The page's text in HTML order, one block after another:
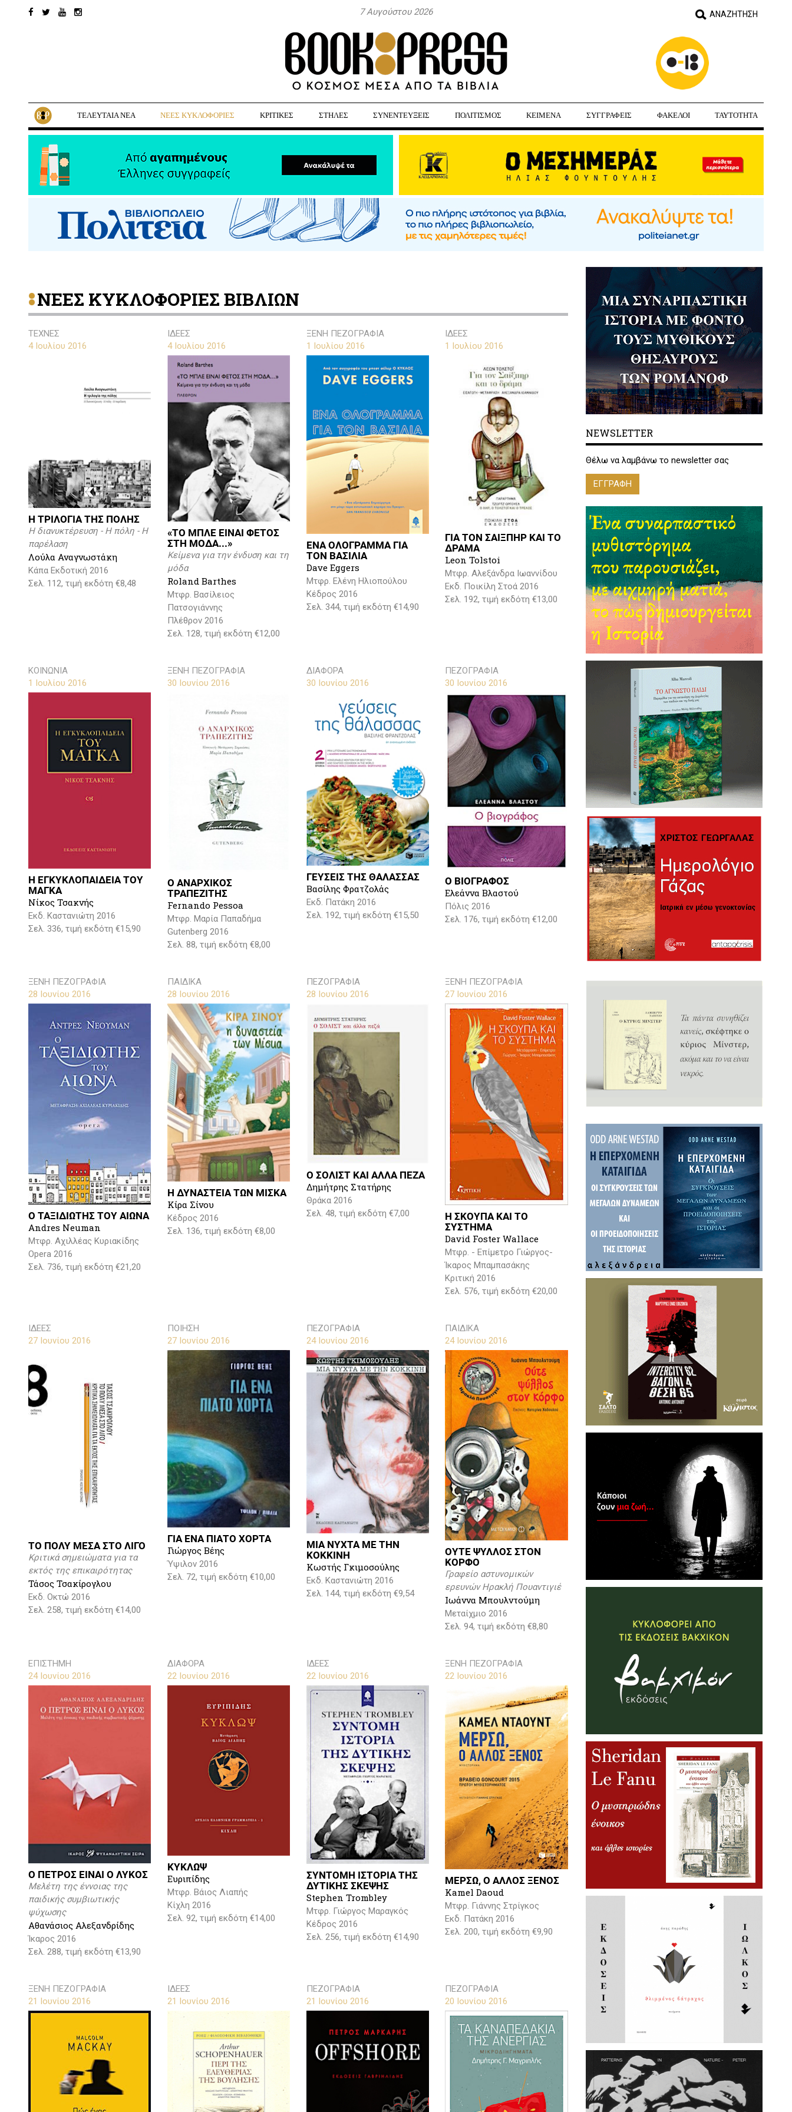
7 Αυγούστου 2026
ΤΕΛΕΥΤΑΙΑ ΝΕΑ ΝΕΕΣ ΚΥΚΛΟΦΟΡΙΕΣ ΚΡΙΤΙΚΕΣ ΣΤΗΛΕΣ ΣΥΝΕΝΤΕΥΞΕΙΣ ΠΟΛΙΤΙΣΜΟΣ ΚΕΙΜΕΝΑ ΣΥΓΓΡΑΦΕΙΣ ΦΑΚΕΛΟΙ ΤΑΥΤΟΤΗΤΑ
ΝΕΕΣ ΚΥΚΛΟΦΟΡΙΕΣ ΒΙΒΛΙΩΝ
ΤΕΧΝΕΣ
4 Ιουλίου 2016
Η ΤΡΙΛΟΓΙΑ ΤΗΣ ΠΟΛΗΣ
Η διανυκτέρευση - Η πόλη - Η
παρέλαση
Λούλα Αναγνωστάκη
Κάπα Εκδοτική 2016
Σελ. 112, τιμή εκδότη €8,48
ΙΔΕΕΣ
4 Ιουλίου 2016
«ΤΟ ΜΠΛΕ ΕΙΝΑΙ ΦΕΤΟΣ
ΣΤΗ ΜΟΔΑ...»
Κείμενα για την ένδυση και τη
μόδα
Roland Barthes
Μτφρ. Βασίλειος
Πατσογιάννης
Πλέθρον 2016
Σελ. 128, τιμή εκδότη €12,00
ΞΕΝΗ ΠΕΖΟΓΡΑΦΙΑ
1 Ιουλίου 2016
ΕΝΑ ΟΛΟΓΡΑΜΜΑ ΓΙΑ
ΤΟΝ ΒΑΣΙΛΙΑ
Dave Eggers
Μτφρ. Ελένη Ηλιοπούλου
Κέδρος 2016
Σελ. 344, τιμή εκδότη €14,90
ΙΔΕΕΣ
1 Ιουλίου 2016
ΓΙΑ ΤΟΝ ΣΑΙΞΠΗΡ ΚΑΙ ΤΟ
ΔΡΑΜΑ
Leon Tolstoi
Μτφρ. Αλεξάνδρα Ιωαννίδου
Εκδ. Ποικίλη Στοά 2016
Σελ. 192, τιμή εκδότη €13,00
ΚΟΙΝΩΝΙΑ
1 Ιουλίου 2016
Η ΕΓΚΥΚΛΟΠΑΙΔΕΙΑ ΤΟΥ
ΜΑΓΚΑ
Νίκος Τσακνής
Εκδ. Καστανιώτη 2016
Σελ. 336, τιμή εκδότη €15,90
ΞΕΝΗ ΠΕΖΟΓΡΑΦΙΑ
30 Ιουνίου 2016
Ο ΑΝΑΡΧΙΚΟΣ
ΤΡΑΠΕΖΙΤΗΣ
Fernando Pessoa
Μτφρ. Μαρία Παπαδήμα
Gutenberg 2016
Σελ. 88, τιμή εκδότη €8,00
ΔΙΑΦΟΡΑ
30 Ιουνίου 2016
ΓΕΥΣΕΙΣ ΤΗΣ ΘΑΛΑΣΣΑΣ
Βασίλης Φρατζολάς
Εκδ. Πατάκη 2016
Σελ. 192, τιμή εκδότη €15,50
ΠΕΖΟΓΡΑΦΙΑ
30 Ιουνίου 2016
Ο ΒΙΟΓΡΑΦΟΣ
Ελεάννα Βλαστού
Πόλις 2016
Σελ. 176, τιμή εκδότη €12,00
ΞΕΝΗ ΠΕΖΟΓΡΑΦΙΑ
28 Ιουνίου 2016
Ο ΤΑΞΙΔΙΩΤΗΣ ΤΟΥ ΑΙΩΝΑ
Andres Neuman
Μτφρ. Αχιλλέας Κυριακίδης
Opera 2016
Σελ. 736, τιμή εκδότη €21,20
ΠΑΙΔΙΚΑ
28 Ιουνίου 2016
Η ΔΥΝΑΣΤΕΙΑ ΤΩΝ ΜΙΣΚΑ
Κίρα Σίνου
Κέδρος 2016
Σελ. 136, τιμή εκδότη €8,00
ΠΕΖΟΓΡΑΦΙΑ
28 Ιουνίου 2016
Ο ΣΟΛΙΣΤ ΚΑΙ ΑΛΛΑ ΠΕΖΑ
Δημήτρης Στατήρης
Θράκα 2016
Σελ. 48, τιμή εκδότη €7,00
ΞΕΝΗ ΠΕΖΟΓΡΑΦΙΑ
27 Ιουνίου 2016
Η ΣΚΟΥΠΑ ΚΑΙ ΤΟ
ΣΥΣΤΗΜΑ
David Foster Wallace
Μτφρ. - Επίμετρο Γιώργος-
Ίκαρος Μπαμπασάκης
Κριτική 2016
Σελ. 576, τιμή εκδότη €20,00
ΙΔΕΕΣ
27 Ιουνίου 2016
ΤΟ ΠΟΛΥ ΜΕΣΑ ΣΤΟ ΛΙΓΟ
Κριτικά σημειώματα για τα
εκτός της επικαιρότητας
Τάσος Τσακίρογλου
Εκδ. Οκτώ 2016
Σελ. 258, τιμή εκδότη €14,00
ΠΟΙΗΣΗ
27 Ιουνίου 2016
ΓΙΑ ΕΝΑ ΠΙΑΤΟ ΧΟΡΤΑ
Γιώργος Βέης
Ύψιλον 2016
Σελ. 72, τιμή εκδότη €10,00
ΠΕΖΟΓΡΑΦΙΑ
24 Ιουνίου 2016
ΜΙΑ ΝΥΧΤΑ ΜΕ ΤΗΝ
ΚΟΚΚΙΝΗ
Κωστής Γκιμοσούλης
Εκδ. Καστανιώτη 2016
Σελ. 144, τιμή εκδότη €9,54
ΠΑΙΔΙΚΑ
24 Ιουνίου 2016
ΟΥΤΕ ΨΥΛΛΟΣ ΣΤΟΝ
ΚΟΡΦΟ
Γραφείο αστυνομικών
ερευνών Ηρακλή Πουαντιγιέ
Ιωάννα Μπουλντούμη
Μεταίχμιο 2016
Σελ. 94, τιμή εκδότη €8,80
ΕΠΙΣΤΗΜΗ
24 Ιουνίου 2016
Ο ΠΕΤΡΟΣ ΕΙΝΑΙ Ο ΛΥΚΟΣ
Μελέτη της έννοιας της
παιδικής συμβιωτικής
ψύχωσης
Αθανάσιος Αλεξανδρίδης
Ίκαρος 2016
Σελ. 288, τιμή εκδότη €13,90
ΔΙΑΦΟΡΑ
22 Ιουνίου 2016
ΚΥΚΛΩΨ
Ευριπίδης
Μτφρ. Βάιος Λιαπής
Κίχλη 2016
Σελ. 92, τιμή εκδότη €14,00
ΙΔΕΕΣ
22 Ιουνίου 2016
ΣΥΝΤΟΜΗ ΙΣΤΟΡΙΑ ΤΗΣ
ΔΥΤΙΚΗΣ ΣΚΕΨΗΣ
Stephen Trombley
Μτφρ. Γιώργος Μαραγκός
Κέδρος 2016
Σελ. 256, τιμή εκδότη €14,90
ΞΕΝΗ ΠΕΖΟΓΡΑΦΙΑ
22 Ιουνίου 2016
ΜΕΡΣΩ, Ο ΑΛΛΟΣ ΞΕΝΟΣ
Kamel Daoud
Μτφρ. Γιάννης Στρίγκος
Εκδ. Πατάκη 2016
Σελ. 200, τιμή εκδότη €9,90
ΞΕΝΗ ΠΕΖΟΓΡΑΦΙΑ
21 Ιουνίου 2016
ΙΔΕΕΣ
21 Ιουνίου 2016
ΠΕΖΟΓΡΑΦΙΑ
21 Ιουνίου 2016
ΠΕΖΟΓΡΑΦΙΑ
20 Ιουνίου 2016
NEWSLETTER
Θέλω να λαμβάνω το newsletter σας
ΕΓΓΡΑΦΗ